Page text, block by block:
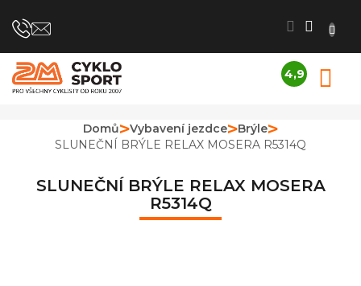
na
4,9
je
4,9
hvězdiček.
Domů Vybavení jezdce
Brýle
SLUNEČNÍ BRÝLE RELAX MOSERA R5314Q
SLUNEČNÍ BRÝLE RELAX MOSERA
R5314Q